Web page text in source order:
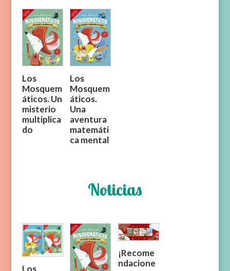
Los
Mosquem
áticos. Un
misterio
multiplica
do
Los
Mosquem
áticos.
Una
aventura
matemáti
ca mental
Noticias
Los
¡Recome
ndacione